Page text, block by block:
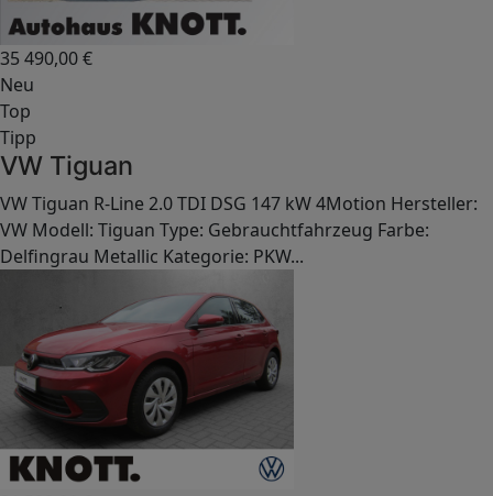
35 490,00€
Neu
Top
Tipp
VW Tiguan
VW Tiguan R-Line 2.0 TDI DSG 147 kW 4Motion Hersteller:
VW Modell: Tiguan Type: Gebrauchtfahrzeug Farbe:
Delfingrau Metallic Kategorie: PKW...